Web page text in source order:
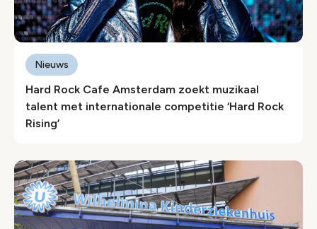
Hard Rock Cafe Amsterdam zoekt muzikaal
talent met internationale competitie ‘Hard Rock
Rising’
Nieuws